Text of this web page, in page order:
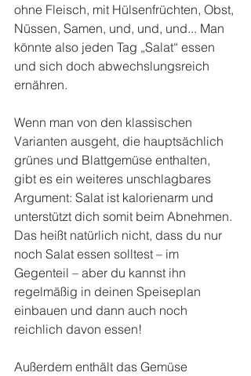
ohne Fleisch, mit Hülsenfrüchten, Obst,
Nüssen, Samen, und, und, und... Man
könnte also jeden Tag „Salat“ essen
und sich doch abwechslungsreich
ernähren.
Wenn man von den klassischen
Varianten ausgeht, die hauptsächlich
grünes und Blattgemüse enthalten,
gibt es ein weiteres unschlagbares
Argument: Salat ist kalorienarm und
unterstützt dich somit beim Abnehmen.
Das heißt natürlich nicht, dass du nur
noch Salat essen solltest – im
Gegenteil – aber du kannst ihn
regelmäßig in deinen Speiseplan
einbauen und dann auch noch
reichlich davon essen!
Außerdem enthält das Gemüse